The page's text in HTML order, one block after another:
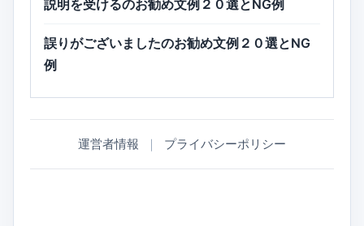
説明を受けるのお勧め文例２０選とNG例
誤りがございましたのお勧め文例２０選とNG
例
運営者情報 ｜ プライバシーポリシー